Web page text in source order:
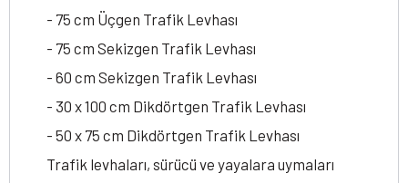
- 75 cm Üçgen Trafik Levhası
- 75 cm Sekizgen Trafik Levhası
- 60 cm Sekizgen Trafik Levhası
- 30 x 100 cm Dikdörtgen Trafik Levhası
- 50 x 75 cm Dikdörtgen Trafik Levhası
Trafik levhaları, sürücü ve yayalara uymaları